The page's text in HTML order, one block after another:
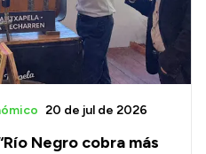
Negro cobra más
20 de jul de 2026